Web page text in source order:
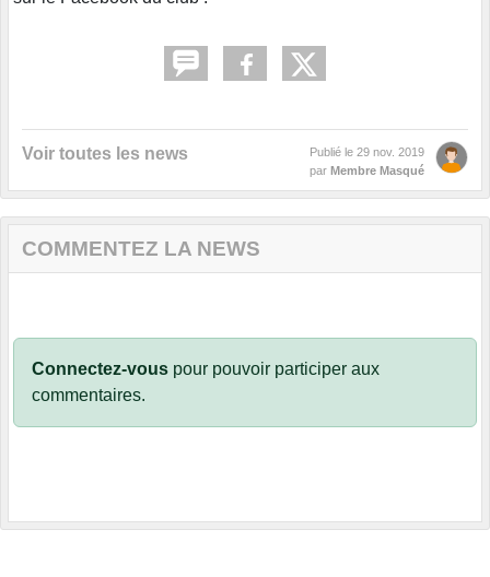
Voir toutes les news Publié le 29 nov. 2019
par Membre Masqué
COMMENTEZ LA NEWS
Connectez-vous pour pouvoir participer aux
commentaires.